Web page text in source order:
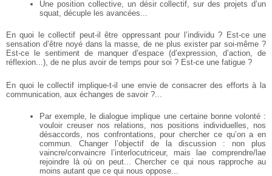
Une position collective, un désir collectif, sur des projets d’un
squat, décuple les avancées...
En quoi le collectif peut-il être oppressant pour l’individu ? Est-ce une
sensation d’être noyé dans la masse, de ne plus exister par soi-même ?
Est-ce le sentiment de manquer d’espace (d’expression, d’action, de
réflexion...), de ne plus avoir de temps pour soi ? Est-ce une fatigue ?
En quoi le collectif implique-t-il une envie de consacrer des efforts à la
communication, aux échanges de savoir ?...
Par exemple, le dialogue implique une certaine bonne volonté :
vouloir creuser nos relations, nos positions individuelles, nos
désaccords, nos confrontations, pour chercher ce qu’on a en
commun. Changer l’objectif de la discussion : non plus
vaincre/convaincre l’interlocutriceur, mais lae comprendre/lae
rejoindre là où on peut... Chercher ce qui nous rapproche au
moins autant que ce qui nous oppose...